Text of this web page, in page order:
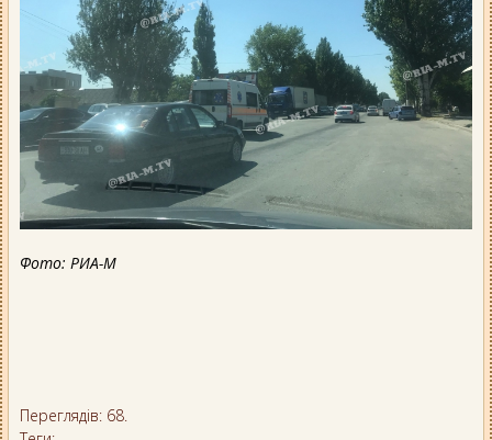
Фото: РИА-М
Переглядів: 68.